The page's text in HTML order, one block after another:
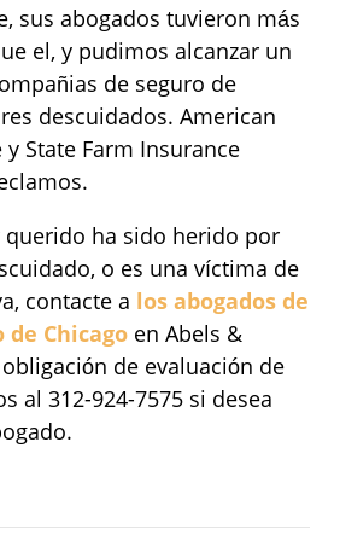
sus abogados tuvieron más
el, y pudimos alcanzar un
de seguro de
descuidados. American
State Farm Insurance
querido ha sido herido por
o es una víctima de
contacte a los abogados de
de Chicago en Abels &
de evaluación de
al 312-924-7575 si desea